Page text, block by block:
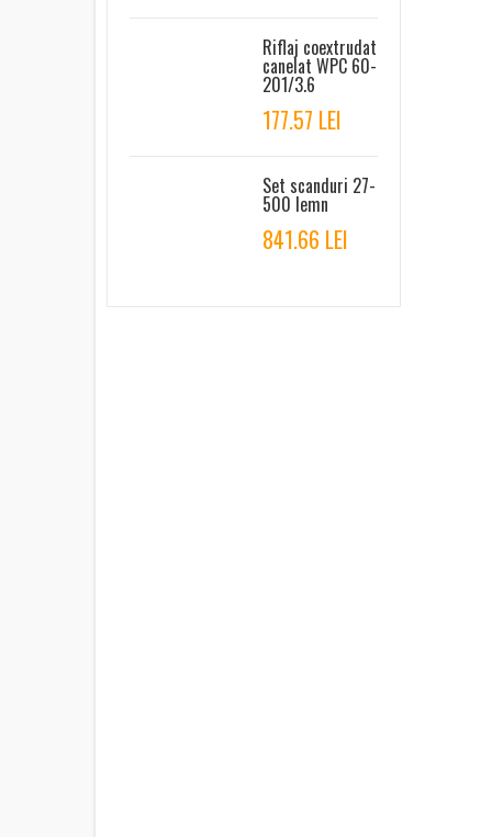
Riflaj coextrudat
canelat WPC 60-
201/3.6
177.57 LEI
Set scanduri 27-
500 lemn
841.66 LEI